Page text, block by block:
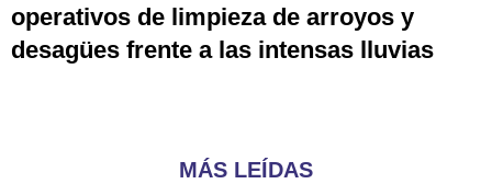
operativos de limpieza de arroyos y
desagües frente a las intensas lluvias
MÁS LEÍDAS